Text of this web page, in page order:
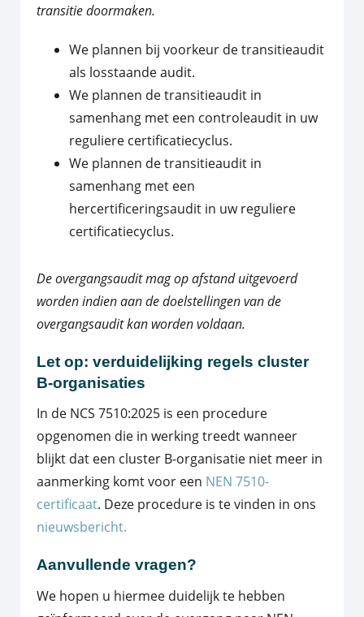
transitie doormaken.
We plannen bij voorkeur de transitieaudit
als losstaande audit.
We plannen de transitieaudit in
samenhang met een controleaudit in uw
reguliere certificatiecyclus.
We plannen de transitieaudit in
samenhang met een
hercertificeringsaudit in uw reguliere
certificatiecyclus.
De overgangsaudit mag op afstand uitgevoerd
worden indien aan de doelstellingen van de
overgangsaudit kan worden voldaan.
Let op: verduidelijking regels cluster
B-organisaties
In de NCS 7510:2025 is een procedure
opgenomen die in werking treedt wanneer
blijkt dat een cluster B-organisatie niet meer in
aanmerking komt voor een NEN 7510-
certificaat. Deze procedure is te vinden in ons
nieuwsbericht.
Aanvullende vragen?
We hopen u hiermee duidelijk te hebben